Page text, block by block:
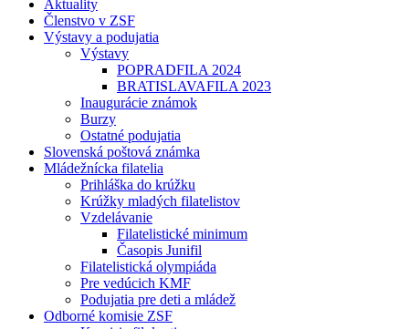
Aktuality
Členstvo v ZSF
Výstavy a podujatia
Výstavy
POPRADFILA 2024
BRATISLAVAFILA 2023
Inaugurácie známok
Burzy
Ostatné podujatia
Slovenská poštová známka
Mládežnícka filatelia
Prihláška do krúžku
Krúžky mladých filatelistov
Vzdelávanie
Filatelistické minimum
Časopis Junifil
Filatelistická olympiáda
Pre vedúcich KMF
Podujatia pre deti a mládež
Odborné komisie ZSF